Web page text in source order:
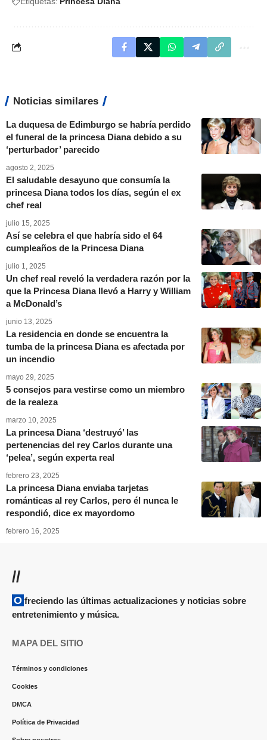
Noticias similares
La duquesa de Edimburgo se habría perdido
el funeral de la princesa Diana debido a su
‘perturbador’ parecido
agosto 2, 2025
El saludable desayuno que consumía la
princesa Diana todos los días, según el ex
chef real
julio 15, 2025
Así se celebra el que habría sido el 64
cumpleaños de la Princesa Diana
julio 1, 2025
Un chef real reveló la verdadera razón por la
que la Princesa Diana llevó a Harry y William
a McDonald’s
junio 13, 2025
La residencia en donde se encuentra la
tumba de la princesa Diana es afectada por
un incendio
mayo 29, 2025
5 consejos para vestirse como un miembro
de la realeza
marzo 10, 2025
La princesa Diana ‘destruyó’ las
pertenencias del rey Carlos durante una
‘pelea’, según experta real
febrero 23, 2025
La princesa Diana enviaba tarjetas
románticas al rey Carlos, pero él nunca le
respondió, dice ex mayordomo
febrero 16, 2025
//
Ofreciendo las últimas actualizaciones y noticias sobre
entretenimiento y música.
MAPA DEL SITIO
Términos y condiciones
Cookies
DMCA
Política de Privacidad